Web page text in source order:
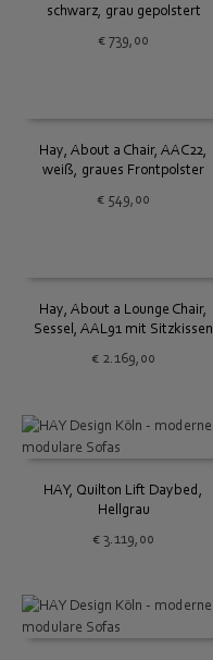
schwarz, grau gepolstert
€ 739,00
Hay, About a Chair, AAC22,
weiß, graues Frontpolster
€ 549,00
Hay, About a Lounge Chair,
Sessel, AAL91 mit Sitzkissen
€ 2.169,00
HAY, Quilton Lift Daybed,
Hellgrau
€ 3.119,00